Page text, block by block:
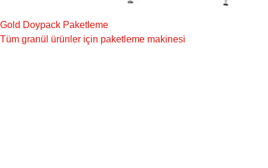
Gold Doypack Paketleme
Tüm granül ürünler için paketleme makinesi